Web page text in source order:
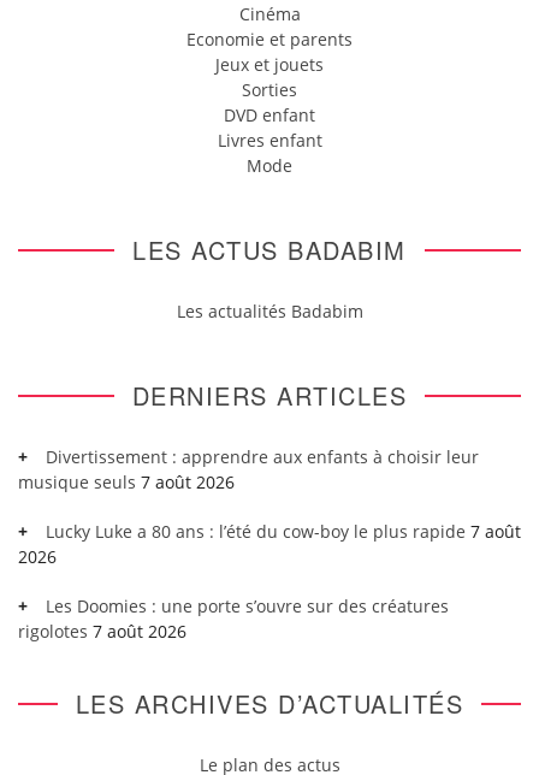
Cinéma
Economie et parents
Jeux et jouets
Sorties
DVD enfant
Livres enfant
Mode
LES ACTUS BADABIM
Les actualités Badabim
DERNIERS ARTICLES
Divertissement : apprendre aux enfants à choisir leur
musique seuls 7 août 2026
Lucky Luke a 80 ans : l’été du cow-boy le plus rapide 7 août
2026
Les Doomies : une porte s’ouvre sur des créatures
rigolotes 7 août 2026
LES ARCHIVES D’ACTUALITÉS
Le plan des actus